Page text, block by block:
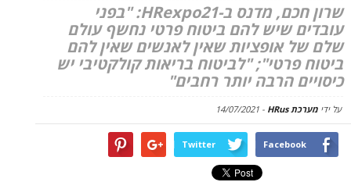
שרון חכם, מדנס ב-HRexpo21: "בפני
עובדים שיש להם ביטוח פרטי נחשף עולם
שלם של אופציות שאין לאנשים שאין להם
ביטוח פרטי"; "לביטוח בריאות קולקטיבי יש
כיסויים הרבה יותר רחבים"
על ידי מערכת HRus -
14/07/2021
Facebook
Twitter